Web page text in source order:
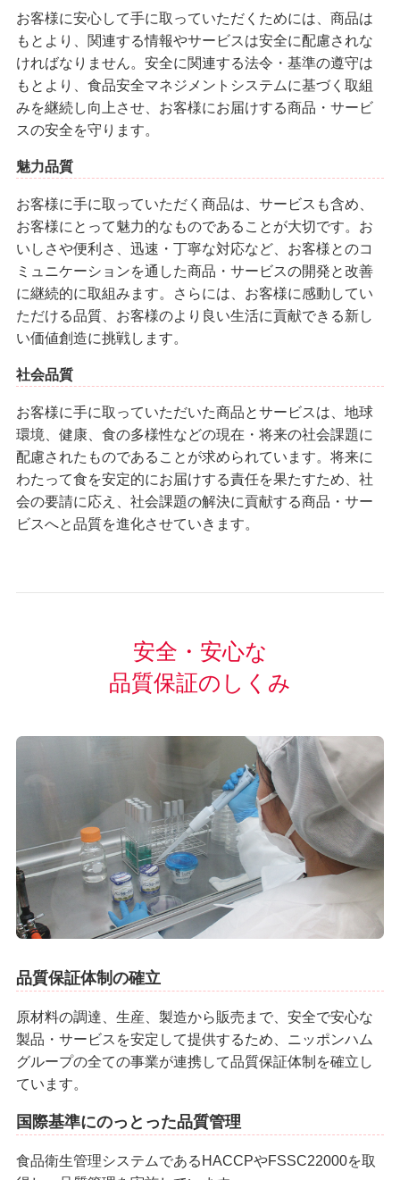
お客様に安心して手に取っていただくためには、商品は
もとより、関連する情報やサービスは安全に配慮されな
ければなりません。安全に関連する法令・基準の遵守は
もとより、食品安全マネジメントシステムに基づく取組
みを継続し向上させ、お客様にお届けする商品・サービ
スの安全を守ります。
魅力品質
お客様に手に取っていただく商品は、サービスも含め、
お客様にとって魅力的なものであることが大切です。お
いしさや便利さ、迅速・丁寧な対応など、お客様とのコ
ミュニケーションを通した商品・サービスの開発と改善
に継続的に取組みます。さらには、お客様に感動してい
ただける品質、お客様のより良い生活に貢献できる新し
い価値創造に挑戦します。
社会品質
お客様に手に取っていただいた商品とサービスは、地球
環境、健康、食の多様性などの現在・将来の社会課題に
配慮されたものであることが求められています。将来に
わたって食を安定的にお届けする責任を果たすため、社
会の要請に応え、社会課題の解決に貢献する商品・サー
ビスへと品質を進化させていきます。
安全・安心な
品質保証のしくみ
品質保証体制の確立
原材料の調達、生産、製造から販売まで、安全で安心な
製品・サービスを安定して提供するため、ニッポンハム
グループの全ての事業が連携して品質保証体制を確立し
ています。
国際基準にのっとった品質管理
食品衛生管理システムであるHACCPやFSSC22000を取